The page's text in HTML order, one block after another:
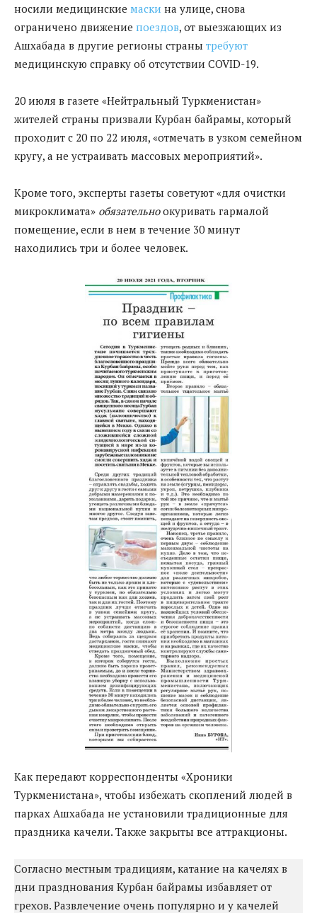
носили медицинские маски на улице, снова
ограничено движение поездов, от выезжающих из
Ашхабада в другие регионы страны требуют
медицинскую справку об отсутствии COVID-19.
20 июля в газете «Нейтральный Туркменистан»
жителей страны призвали Курбан байрамы, который
проходит с 20 по 22 июля, «отмечать в узком семейном
кругу, а не устраивать массовых мероприятий».
Кроме того, эксперты газеты советуют «для очистки
микроклимата» обязательноокуривать гармалой
помещение, если в нем в течение 30 минут
находились три и более человек.
Как передают корреспонденты «Хроники
Туркменистана», чтобы избежать скоплений людей в
парках Ашхабада не установили традиционные для
праздника качели. Также закрыты все аттракционы.
Согласно местным традициям, катание на качелях в
дни празднования Курбан байрамы избавляет от
грехов. Развлечение очень популярно и у качелей